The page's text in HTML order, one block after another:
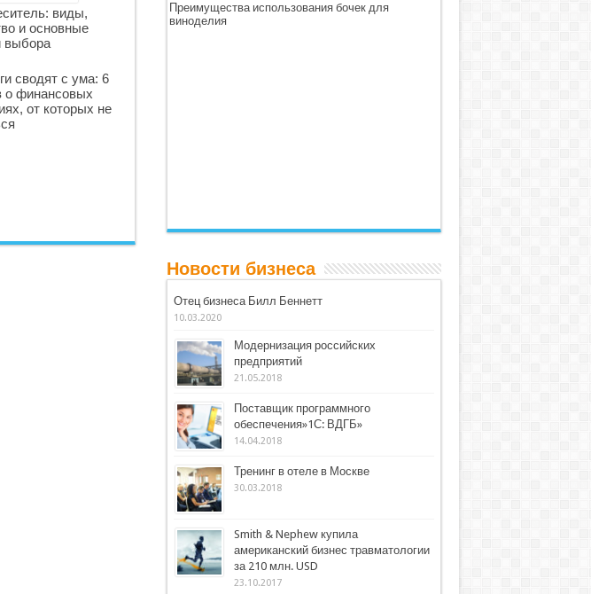
виды,
и основные
выбора
сводят с ума: 6
о финансовых
от которых не
Преимущества использования бочек для
виноделия
Новости бизнеса
Отец бизнеса Билл Беннетт
10.03.2020
Модернизация российских
предприятий
21.05.2018
Поставщик программного
обеспечения»1С: ВДГБ»
14.04.2018
Тренинг в отеле в Москве
30.03.2018
Smith & Nephew купила
американский бизнес травматологии
за 210 млн. USD
23.10.2017